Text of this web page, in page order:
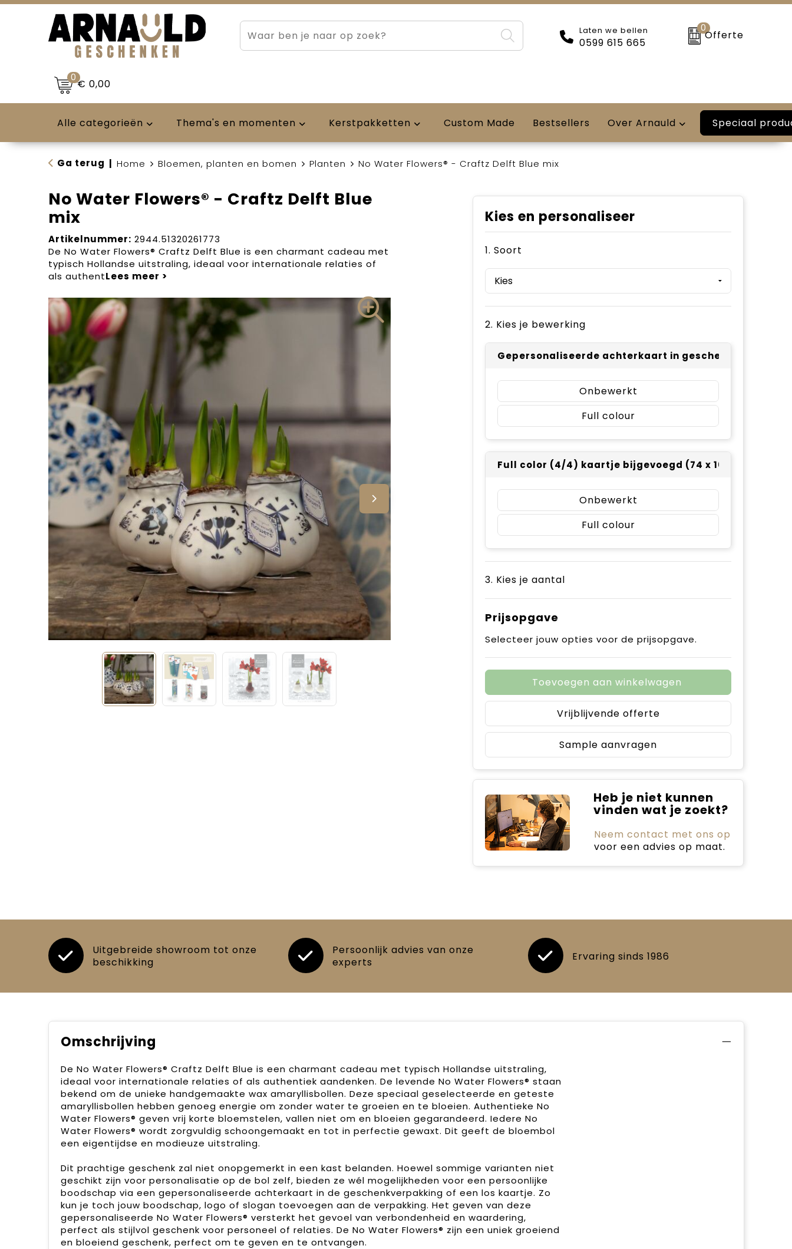
Laten we bellen
0599 615 665
0
Offerte
0€ 0,00
Alle categorieën Thema's en momenten Kerstpakketten Custom Made Bestsellers Over Arnauld Speciaal
Ga terug Home Bloemen, planten en bomen Planten No Water Flowers® - Craftz Delft Blue mix
No Water Flowers® - Craftz Delft Blue
mix
Artikelnummer: 2944.51320261773
De No Water Flowers® Craftz Delft Blue is een charmant cadeau met
typisch Hollandse uitstraling, ideaal voor internationale relaties of
als authent
Kies en personaliseer
1. Soort
2. Kies je bewerking
Gepersonaliseerde achterkaart in
Onbewerkt
Full colour
Full color (4/4) kaartje bijgevoegd (74 x 105)
Onbewerkt
Full colour
3. Kies je aantal
Prijsopgave
Selecteer jouw opties voor de prijsopgave.
Toevoegen aan winkelwagen
Vrijblijvende offerte
Sample aanvragen
Heb je niet kunnen
vinden wat je zoekt?
Neem contact met ons op
voor een advies op maat.
Uitgebreide showroom tot onze
beschikking
Persoonlijk advies van onze
experts
Ervaring sinds 1986
Omschrijving
De No Water Flowers® Craftz Delft Blue is een charmant cadeau met typisch Hollandse uitstraling,
ideaal voor internationale relaties of als authentiek aandenken. De levende No Water Flowers® staan
bekend om de unieke handgemaakte wax amaryllisbollen. Deze speciaal geselecteerde en geteste
amaryllisbollen hebben genoeg energie om zonder water te groeien en te bloeien. Authentieke No
Water Flowers® geven vrij korte bloemstelen, vallen niet om en bloeien gegarandeerd. Iedere No
Water Flowers® wordt zorgvuldig schoongemaakt en tot in perfectie gewaxt. Dit geeft de bloembol
een eigentijdse en modieuze uitstraling.
Dit prachtige geschenk zal niet onopgemerkt in een kast belanden. Hoewel sommige varianten niet
geschikt zijn voor personalisatie op de bol zelf, bieden ze wél mogelijkheden voor een persoonlijke
boodschap via een gepersonaliseerde achterkaart in de geschenkverpakking of een los kaartje. Zo
kun je toch jouw boodschap, logo of slogan toevoegen aan de verpakking. Het geven van deze
gepersonaliseerde No Water Flowers® versterkt het gevoel van verbondenheid en waardering,
perfect als stijlvol geschenk voor personeel of relaties. De No Water Flowers® zijn een uniek groeiend
en bloeiend geschenk, perfect om te geven en te ontvangen.